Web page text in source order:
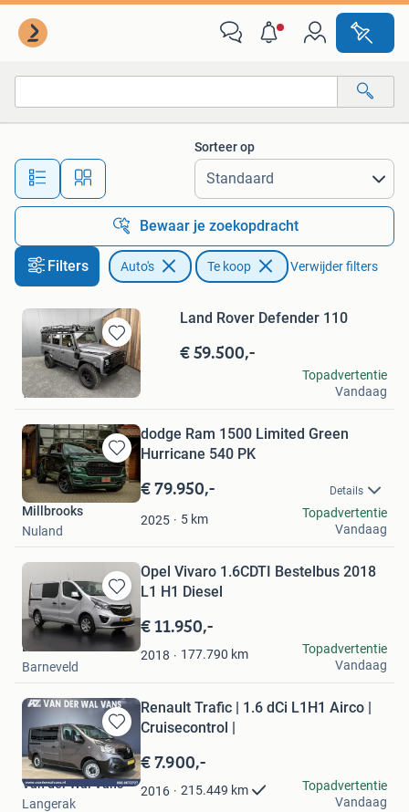
Alle afstanden…
Sorteer op
Bewaar je zoekopdracht
Filters Auto's Te koop Verwijder filters
Bewaren
in
Mijn
Favorieten
Land Rover Defender 110
€ 59.500,-
david.per
Wernhout
Topadvertentie
Vandaag
Bewaren
in
Mijn
Favorieten
dodge Ram 1500 Limited Green
Hurricane 540 PK
€ 79.950,- Details
2025 5 km
Millbrooks
Nuland
Topadvertentie
Vandaag
Bewaren
in
Mijn
Favorieten
Opel Vivaro 1.6CDTI Bestelbus 2018
L1 H1 Diesel
€ 11.950,-
2018 177.790 km
Dutchvans.com
Barneveld
Topadvertentie
Vandaag
Bewaren
in
Mijn
Favorieten
Renault Trafic | 1.6 dCi L1H1 Airco |
Cruisecontrol |
€ 7.900,-
2016 215.449 km
Van der Wal Vans
Langerak
Topadvertentie
Vandaag